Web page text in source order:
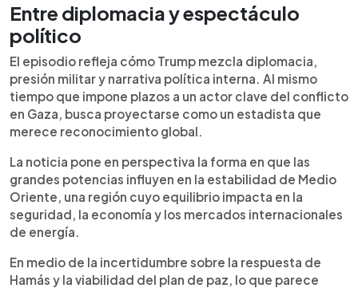
Entre diplomacia y espectáculo
político
El episodio refleja cómo Trump mezcla diplomacia,
presión militar y narrativa política interna. Al mismo
tiempo que impone plazos a un actor clave del conflicto
en Gaza, busca proyectarse como un estadista que
merece reconocimiento global.
La noticia pone en perspectiva la forma en que las
grandes potencias influyen en la estabilidad de Medio
Oriente, una región cuyo equilibrio impacta en la
seguridad, la economía y los mercados internacionales
de energía.
En medio de la incertidumbre sobre la respuesta de
Hamás y la viabilidad del plan de paz, lo que parece